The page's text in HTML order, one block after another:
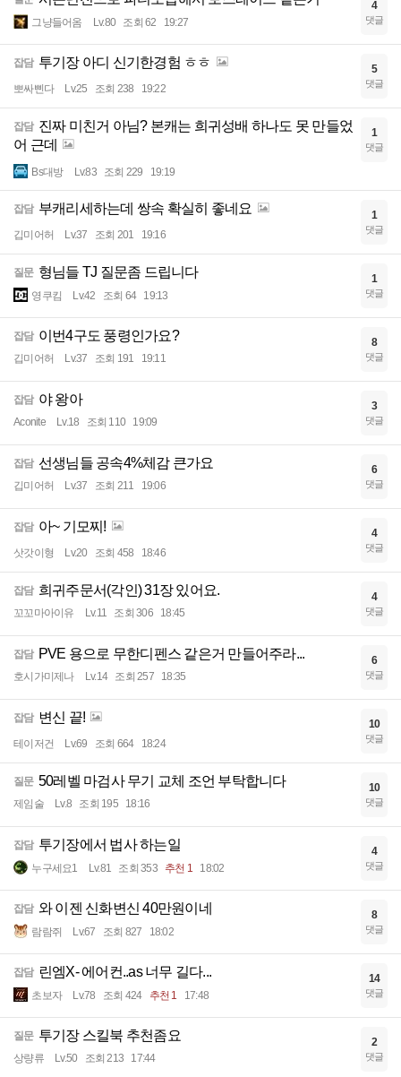
그냥들어옴 Lv.80 조회 62 19:27
4
댓글
잡담 투기장 아디 신기한경험 ㅎㅎ
뽀싸삔다 Lv.25 조회 238 19:22
5
댓글
잡담 진짜 미친거 아님? 본캐는 희귀성배 하나도 못 만들었
어 근데
Bs대방 Lv.83 조회 229 19:19
1
댓글
잡담 부캐리세하는데 쌍속 확실히 좋네요
깁미어허 Lv.37 조회 201 19:16
1
댓글
질문 형님들 TJ 질문좀 드립니다
영쿠킴 Lv.42 조회 64 19:13
1
댓글
잡담 이번4구도 풍령인가요?
깁미어허 Lv.37 조회 191 19:11
8
댓글
잡담 야 왕아
Aconite Lv.18 조회 110 19:09
3
댓글
잡담 선생님들 공속4%체감 큰가요
깁미어허 Lv.37 조회 211 19:06
6
댓글
잡담 아~ 기모찌!
삿갓이형 Lv.20 조회 458 18:46
4
댓글
잡담 희귀주문서(각인) 31장 있어요.
꼬꼬마아이유 Lv.11 조회 306 18:45
4
댓글
잡담 PVE 용으로 무한디펜스 같은거 만들어주라...
호시가미제나 Lv.14 조회 257 18:35
6
댓글
잡담 변신 끝!
테이저건 Lv.69 조회 664 18:24
10
댓글
질문 50레벨 마검사 무기 교체 조언 부탁합니다
제임술 Lv.8 조회 195 18:16
10
댓글
잡담 투기장에서 법사 하는일
누구세요1 Lv.81 조회 353 추천 1 18:02
4
댓글
잡담 와 이젠 신화변신 40만원이네
람람쥐 Lv.67 조회 827 18:02
8
댓글
잡담 린엠X- 에어컨..as 너무 길다...
초보자 Lv.78 조회 424 추천 1 17:48
14
댓글
질문 투기장 스킬북 추천좀요
상량류 Lv.50 조회 213 17:44
2
댓글